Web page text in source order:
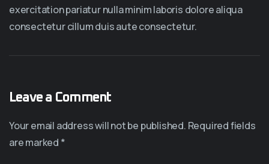
exercitation pariatur nulla minim laboris dolore aliqua
consectetur cillum duis aute consectetur.
Leave a Comment
Your email address will not be published. Required fields
are marked *